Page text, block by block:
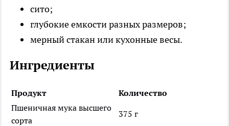
сито;
глубокие емкости разных размеров;
мерный стакан или кухонные весы.
Ингредиенты
Продукт
Количество
Пшеничная мука высшего
сорта
375 г